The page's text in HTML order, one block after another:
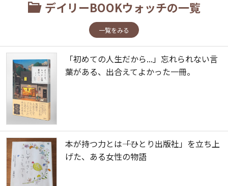
デイリーBOOKウォッチの一覧
一覧をみる
「初めての人生だから...」忘れられない言
葉がある、出合えてよかった一冊。
本が持つ力とは――「ひとり出版社」を立ち上
げた、ある女性の物語